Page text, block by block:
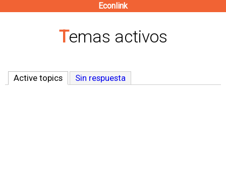
contenido
Econlink
Temas activos
Active topics (solapa activa)
Sin respuesta